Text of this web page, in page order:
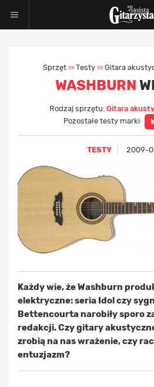
Sprzęt >> Testy >> Gitara
WASHBURN
Rodzaj sprzętu: Gitara
Pozostałe testy marki
TESTY 2009-
Każdy wie, że Washburn
elektryczne: seria Idol czy
Bettencourta narobiły sporo
redakcji. Czy gitary
zrobią na nas wrażenie, czy
entuzjazm?